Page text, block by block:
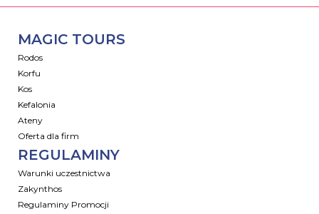
MAGIC TOURS
Rodos
Korfu
Kos
Kefalonia
Ateny
Oferta dla firm
REGULAMINY
Warunki uczestnictwa
Zakynthos
Regulaminy Promocji